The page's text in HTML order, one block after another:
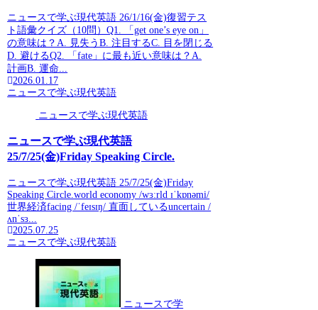
ニュースで学ぶ現代英語 26/1/16(金)復習テス
ト語彙クイズ（10問）Q1. 「get one’s eye on」
の意味は？A. 見失うB. 注目するC. 目を閉じる
D. 避けるQ2. 「fate」に最も近い意味は？A.
計画B. 運命...
2026.01.17
ニュースで学ぶ現代英語
ニュースで学ぶ現代英語
ニュースで学ぶ現代英語
25/7/25(金)Friday Speaking Circle.
ニュースで学ぶ現代英語 25/7/25(金)Friday
Speaking Circle.world economy /wɜːrld ɪˈkɒnəmi/
世界経済facing /ˈfeɪsɪŋ/ 直面しているuncertain /
ʌnˈsɜ...
2025.07.25
ニュースで学ぶ現代英語
ニュースで学